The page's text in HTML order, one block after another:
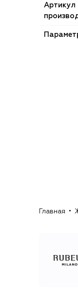
Артикул
Главная